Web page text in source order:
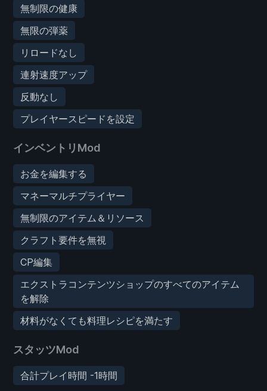
無制限の健康
無限の弾薬
リロードなし
連射速度アップ
反動なし
プレイヤースピードを設定
インベントリMod
お金を編集する
マネーマルチプライヤー
無制限のアイテム＆リソース
クラフト要件を無視
CP編集
エクストラコンテンツショップのすべてのアイテム
を解除
材料がなくても料理レシピを満たす
スタッツMod
合計プレイ時間 -1時間